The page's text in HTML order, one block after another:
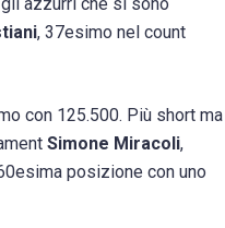
azzurri che si sono
, 37esimo nel count
con 125.500. Più short ma
Simone Miracoli,
posizione con uno